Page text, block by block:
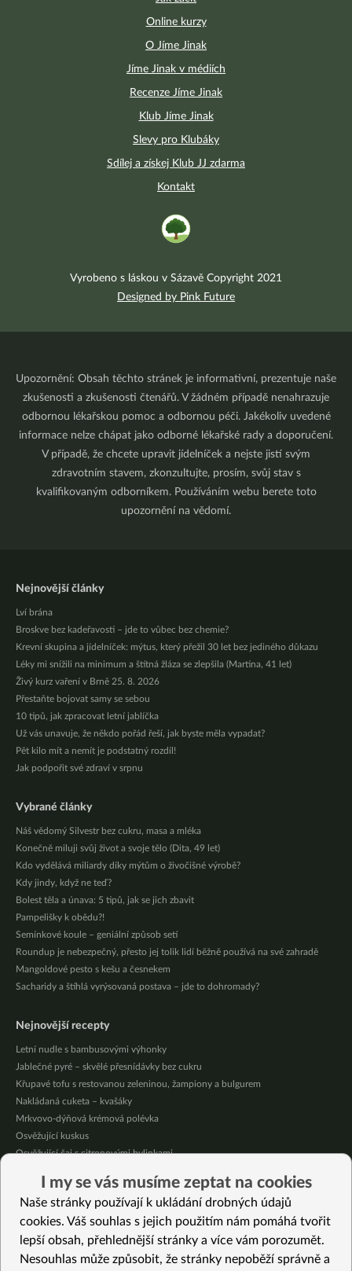
Online kurzy
O Jíme Jinak
Jíme Jinak v médiích
Recenze Jíme Jinak
Klub Jíme Jinak
Slevy pro Klubáky
Sdílej a získej Klub JJ zdarma
Kontakt
Vyrobeno s láskou v Sázavě Copyright 2021
Designed by Pink Future
Upozornění: Obsah těchto stránek je informativní, prezentuje naše
zkušenosti a zkušenosti čtenářů. V žádném případě nenahrazuje
odbornou lékařskou pomoc a odbornou péči. Jakékoliv uvedené
informace nelze chápat jako odborné lékařské rady a doporučení.
V případě, že chcete upravit jídelníček a nejste jistí svým
zdravotním stavem, zkonzultujte, prosím, svůj stav s
kvalifikovaným odborníkem. Používáním webu berete toto
upozornění na vědomí.
Nejnovější články
Lví brána
Broskve bez kadeřavosti – jde to vůbec bez chemie?
Krevní skupina a jídelníček: mýtus, který přežil 30 let bez jediného důkazu
Léky mi snížili na minimum a štítná žláza se zlepšila (Martina, 41 let)
Živý kurz vaření v Brně 25. 8. 2026
Přestaňte bojovat samy se sebou
10 tipů, jak zpracovat letní jablíčka
Už vás unavuje, že někdo pořád řeší, jak byste měla vypadat?
Pět kilo mít a nemít je podstatný rozdíl!
Jak podpořit své zdraví v srpnu
Vybrané články
Náš vědomý Silvestr bez cukru, masa a mléka
Konečně miluji svůj život a svoje tělo (Dita, 49 let)
Kdo vydělává miliardy díky mýtům o živočišné výrobě?
Kdy jindy, když ne teď?
Bolest těla a únava: 5 tipů, jak se jich zbavit
Pampelišky k obědu?!
Semínkové koule – geniální způsob setí
Roundup je nebezpečný, přesto jej tolik lidí běžně používá na své zahradě
Mangoldové pesto s kešu a česnekem
Sacharidy a štíhlá vyrýsovaná postava – jde to dohromady?
Nejnovější recepty
Letní nudle s bambusovými výhonky
Jablečné pyré – skvělé přesnídávky bez cukru
Křupavé tofu s restovanou zeleninou, žampiony a bulgurem
Nakládaná cuketa – kvašáky
Mrkvovo-dýňová krémová polévka
Osvěžující kuskus
Osvěžující čaj s citronovými bylinkami
Čokoládové muffiny s mangovým krémem
Meruňky a jablka v citrónovém želé
Vybrané recepty
I my se vás musíme zeptat na cookies
Naše stránky používají k ukládání drobných údajů
cookies. Váš souhlas s jejich použitím nám pomáhá tvořit
lepší obsah, přehlednější stránky a více vám porozumět.
Nesouhlas může způsobit, že stránky nepoběží správně a